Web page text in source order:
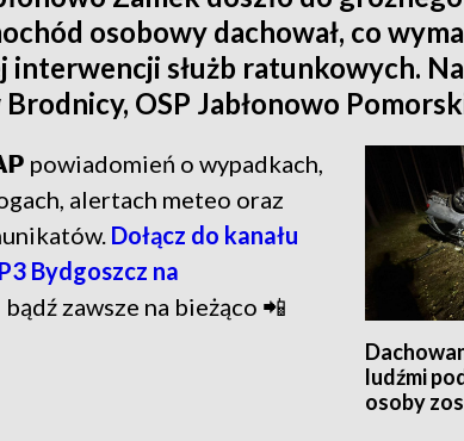
osobowy dachował, co
służb ratunkowych.
OSP Jabłonowo
ludźmi
osoby
powiadomień o wypadkach,
alertach meteo oraz
Dołącz do kanału
Bydgoszcz na
zawsze na bieżąco 📲